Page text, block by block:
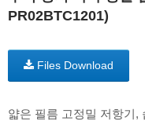
PR02BTC1201)
Files Download
얇은 필름 고정밀 저항기,